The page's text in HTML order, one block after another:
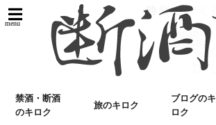
menu
禁酒・断酒
のキロク
旅のキロク
ブログのキ
ロク